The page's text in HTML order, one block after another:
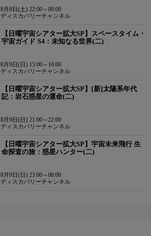
8月8日(土) 22:00～00:00
ディスカバリーチャンネル
【日曜宇宙シアター拡大SP】スペースタイム・
宇宙ガイド S4：未知なる世界(二)
8月9日(日) 15:00～16:00
ディスカバリーチャンネル
【日曜宇宙シアター拡大SP】[新]太陽系年代
記：岩石惑星の運命(二)
8月9日(日) 21:00～22:00
ディスカバリーチャンネル
【日曜宇宙シアター拡大SP】宇宙未来飛行 生
命探査の旅：惑星ハンター(二)
8月9日(日) 23:00～00:00
ディスカバリーチャンネル